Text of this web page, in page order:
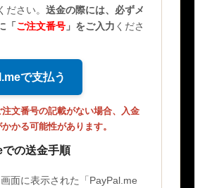
ださい。 送金の際には、必ずメ
「 ご注文番号 」 をご入力 くださ
で支払う
注文番号の記載がない場合、入金
かる可能性があります。
での送金手順
面に表示された「PayPal.me